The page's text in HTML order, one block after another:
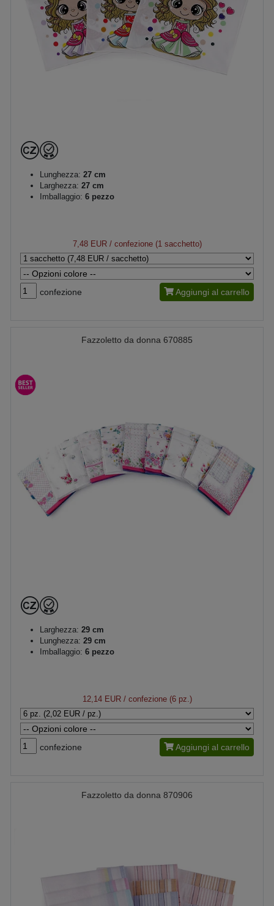
Lunghezza: 27 cm
Larghezza: 27 cm
Imballaggio: 6 pezzo
7,48 EUR/ confezione (1 sacchetto)
confezione Aggiungi al carrello
Fazzoletto da donna 670885
Larghezza: 29 cm
Lunghezza: 29 cm
Imballaggio: 6 pezzo
12,14 EUR/ confezione (6 pz.)
confezione Aggiungi al carrello
Fazzoletto da donna 870906